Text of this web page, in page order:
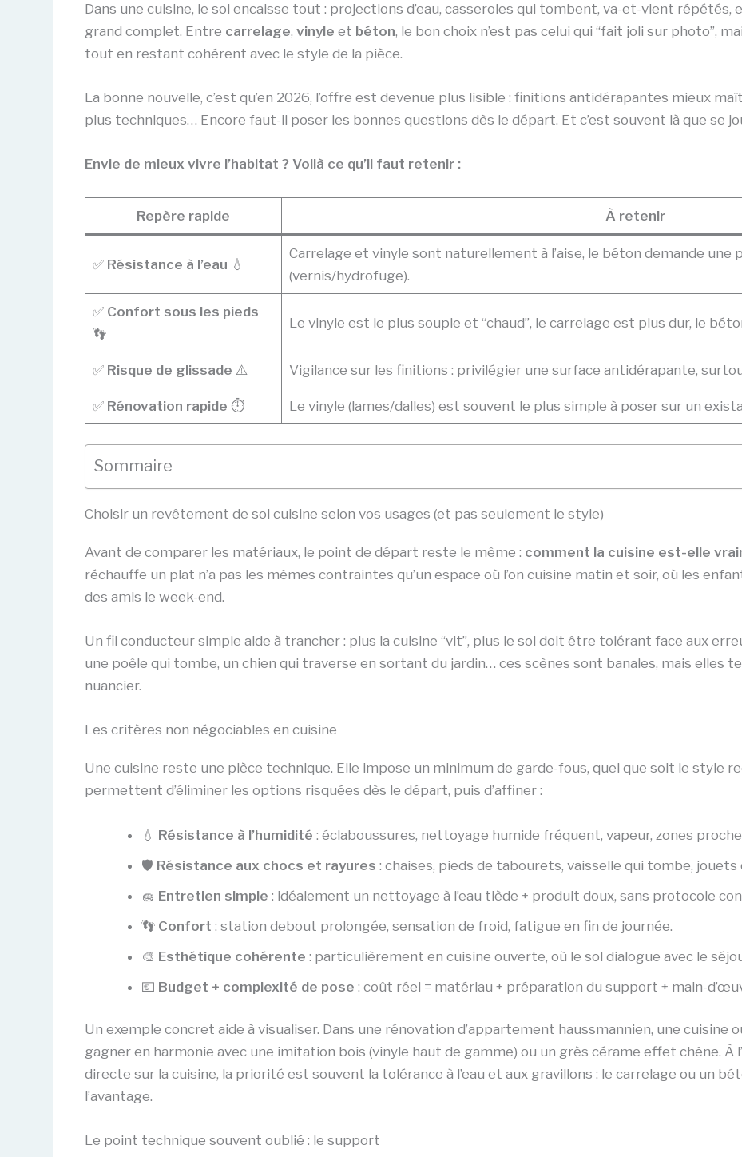
Dans une cuisine, le sol encaisse tout : projections d’eau, casseroles qui tombent, va-et-vient répétés,
grand complet. Entre carrelage, vinyle et béton, le bon choix n’est pas celui qui “fait joli sur photo”,
tout en restant cohérent avec le style de la pièce.
La bonne nouvelle, c’est qu’en 2026, l’offre est devenue plus lisible : finitions antidérapantes mieux
plus techniques… Encore faut-il poser les bonnes questions dès le départ. Et c’est souvent là que se
Envie de mieux vivre l’habitat ? Voilà ce qu’il faut retenir :
Repère rapide À retenir
✅ Résistance à l’eau 💧
Carrelage et vinyle sont naturellement à l’aise, le béton demande
(vernis/hydrofuge).
✅ Confort sous les pieds
👣
Le vinyle est le plus souple et “chaud”, le carrelage est plus dur, le
✅ Risque de glissade ⚠️ Vigilance sur les finitions : privilégier une surface antidérapante,
✅ Rénovation rapide ⏱️ Le vinyle (lames/dalles) est souvent le plus simple à poser sur un
Sommaire
Choisir un revêtement de sol cuisine selon vos usages (et pas seulement le style)
Avant de comparer les matériaux, le point de départ reste le même : comment la cuisine est-elle
réchauffe un plat n’a pas les mêmes contraintes qu’un espace où l’on cuisine matin et soir, où les
des amis le week-end.
Un fil conducteur simple aide à trancher : plus la cuisine “vit”, plus le sol doit être tolérant face aux
une poêle qui tombe, un chien qui traverse en sortant du jardin… ces scènes sont banales, mais elles
nuancier.
Les critères non négociables en cuisine
Une cuisine reste une pièce technique. Elle impose un minimum de garde-fous, quel que soit le style
permettent d’éliminer les options risquées dès le départ, puis d’affiner :
💧 Résistance à l’humidité : éclaboussures, nettoyage humide fréquent, vapeur, zones
🛡️ Résistance aux chocs et rayures : chaises, pieds de tabourets, vaisselle qui tombe, jouets
🧽 Entretien simple : idéalement un nettoyage à l’eau tiède + produit doux, sans protocole
👣 Confort : station debout prolongée, sensation de froid, fatigue en fin de journée.
🎨 Esthétique cohérente : particulièrement en cuisine ouverte, où le sol dialogue avec le
💶 Budget + complexité de pose : coût réel = matériau + préparation du support + main-
Un exemple concret aide à visualiser. Dans une rénovation d’appartement haussmannien, une
gagner en harmonie avec une imitation bois (vinyle haut de gamme) ou un grès cérame effet chêne. À
directe sur la cuisine, la priorité est souvent la tolérance à l’eau et aux gravillons : le carrelage ou un
l’avantage.
Le point technique souvent oublié : le support